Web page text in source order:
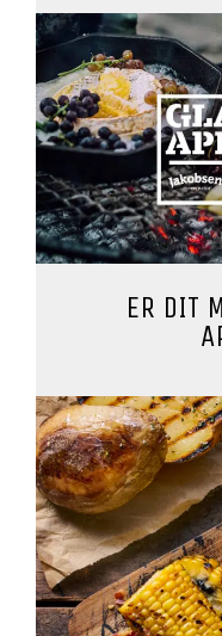
ER DIT